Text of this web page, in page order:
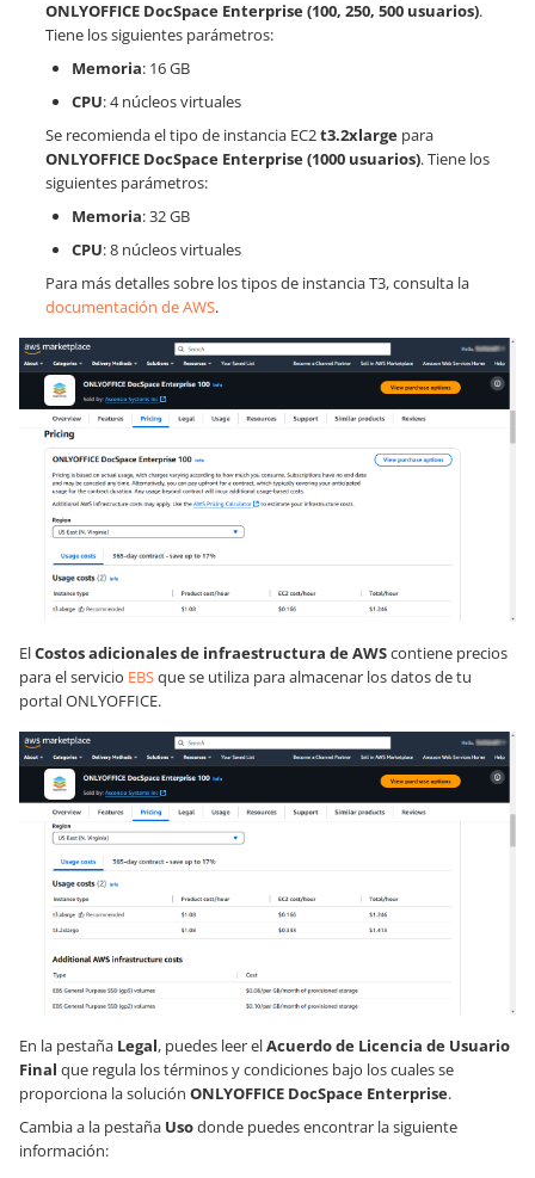
ONLYOFFICE DocSpace Enterprise (100, 250, 500 usuarios).
Tiene los siguientes parámetros:
Memoria: 16 GB
CPU: 4 núcleos virtuales
Se recomienda el tipo de instancia EC2t3.2xlarge para
ONLYOFFICE DocSpace Enterprise (1000 usuarios). Tiene los
siguientes parámetros:
Memoria: 32 GB
CPU: 8 núcleos virtuales
Para más detalles sobre los tipos de instancia T3, consulta la
documentación de AWS.
ElCostos adicionales de infraestructura de AWScontiene precios
para el servicio EBSque se utiliza para almacenar los datos de tu
portal ONLYOFFICE.
En la pestaña Legal, puedes leer elAcuerdo de Licencia de Usuario
Final que regula los términos y condiciones bajo los cuales se
proporciona la solución ONLYOFFICE DocSpace Enterprise.
Cambia a la pestaña Usodonde puedes encontrar la siguiente
información: